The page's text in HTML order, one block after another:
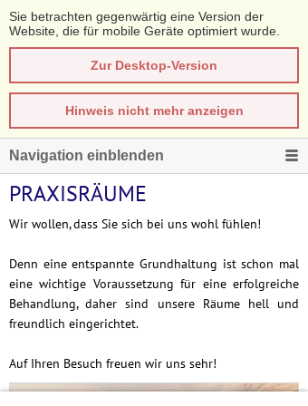
Sie betrachten gegenwärtig eine Version der
Website, die für mobile Geräte optimiert wurde.
Zur Desktop-Version
Hinweis nicht mehr anzeigen
Navigation einblenden
PRAXISRÄUME
Wir wollen, dass Sie sich bei uns wohl fühlen!
Denn eine entspannte Grundhaltung ist schon mal
eine wichtige Voraussetzung für eine erfolgreiche
Behandlung, daher sind unsere Räume hell und
freundlich eingerichtet.
Auf Ihren Besuch freuen wir uns sehr!